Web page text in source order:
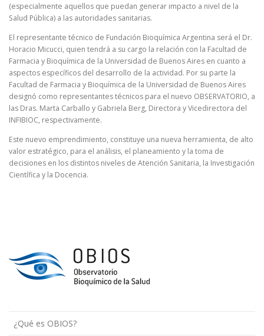
(especialmente aquellos que puedan generar impacto a nivel de la
Salud Pública) a las autoridades sanitarias.
El representante técnico de Fundación Bioquímica Argentina será el Dr.
Horacio Micucci, quien tendrá a su cargo la relación con la Facultad de
Farmacia y Bioquímica de la Universidad de Buenos Aires en cuanto a
aspectos específicos del desarrollo de la actividad. Por su parte la
Facultad de Farmacia y Bioquímica de la Universidad de Buenos Aires
designó como representantes técnicos para el nuevo OBSERVATORIO, a
las Dras. Marta Carballo y Gabriela Berg, Directora y Vicedirectora del
INFIBIOC, respectivamente.
Este nuevo emprendimiento, constituye una nueva herramienta, de alto
valor estratégico, para el análisis, el planeamiento y la toma de
decisiones en los distintos niveles de Atención Sanitaria, la Investigación
Científica y la Docencia.
¿Qué es OBIOS?